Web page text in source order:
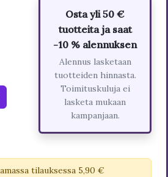
Osta yli 50 €
tuotteita ja saat
-10 % alennuksen
Alennus lasketaan
tuotteiden hinnasta.
Toimituskuluja ei
lasketa mukaan
kampanjaan.
tilauksessa 5,90 €